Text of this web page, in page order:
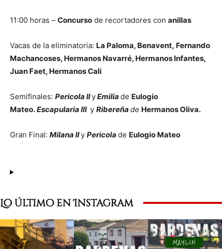
11:00 horas – Concurso de recortadores con anillas
Vacas de la eliminatoria: La Paloma, Benavent, Fernando
Machancoses, Hermanos Navarré, Hermanos Infantes,
Juan Faet, Hermanos Cali
Semifinales: Pericola IIyEmilia de Eulogio
Mateo.Escapularia III y Ribereña de Hermanos Oliva.
Gran Final: Milana IIy Pericola de Eulogio Mateo
Lo último en Instagram